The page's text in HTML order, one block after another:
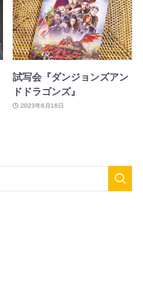
試写会『ダンジョンズアン
ドドラゴンズ』
2023年6月16日